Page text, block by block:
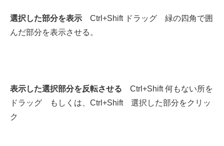
選択した部分を表示 Ctrl+Shift ドラッグ 緑の四角で囲
んだ部分を表示させる。
表示した選択部分を反転させる Ctrl+Shift 何もない所を
ドラッグ もしくは、Ctrl+Shift 選択した部分をクリッ
ク